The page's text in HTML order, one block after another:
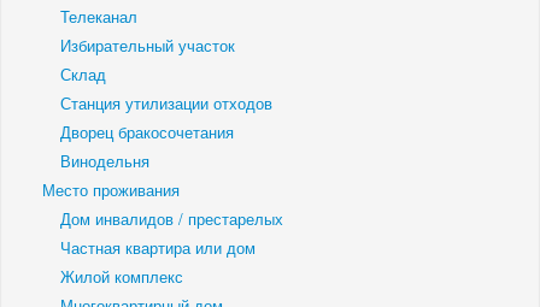
Телеканал
Избирательный участок
Склад
Станция утилизации отходов
Дворец бракосочетания
Винодельня
Место проживания
Дом инвалидов / престарелых
Частная квартира или дом
Жилой комплекс